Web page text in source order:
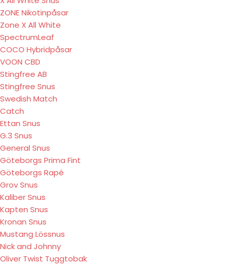
ZONE Nikotinpåsar
Zone X All White
SpectrumLeaf
COCO Hybridpåsar
VOON CBD
Stingfree AB
Stingfree Snus
Swedish Match
Catch
Ettan Snus
G.3 Snus
General Snus
Göteborgs Prima Fint
Göteborgs Rapé
Grov Snus
Kaliber Snus
Kapten Snus
Kronan Snus
Mustang Lössnus
Nick and Johnny
Oliver Twist Tuggtobak